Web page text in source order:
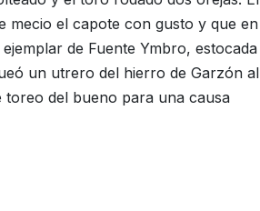
mecio el capote con gusto y que en
de Fuente Ymbro, estocada
un utrero del hierro de Garzón al
toreo del bueno para una causa